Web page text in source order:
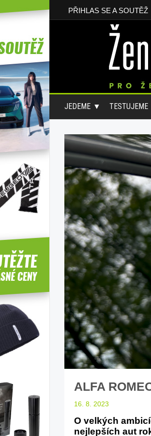
PŘIHLAS SE A SOUTĚŽ
JEDEME TESTUJEME
ALFA
16. 8. 2023
O velkých
nejlepších aut
web ELenka.cz
Základy správného
autosedačky
stručně o